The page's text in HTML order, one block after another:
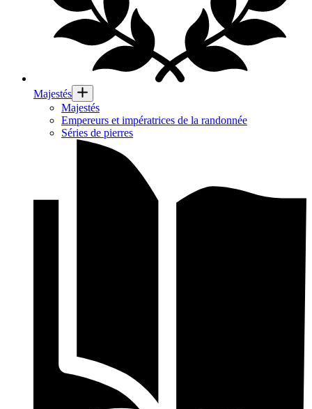
Majestés
Majestés
Empereurs et impératrices de la randonnée
Séries de pierres